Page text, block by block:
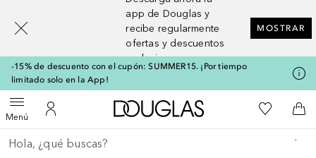
app de Douglas y
recibe regularmente
ofertas y descuentos
exclusivos
MOSTRAR
-15% de descuento con el cupón: SUMMER15. ¡Por tiempo
limitado solo en la App!
MenúAbrir menúMi cuenta
A Douglas HomeMi lista de
A
Regresar
Ejecutar búsqueda
[navigation.slideout.screenreader]